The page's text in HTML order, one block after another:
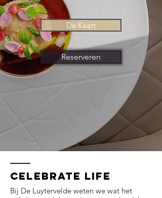
De Kaart
Reserveren
Celebrate life
Bij De Luytervelde weten we wat het